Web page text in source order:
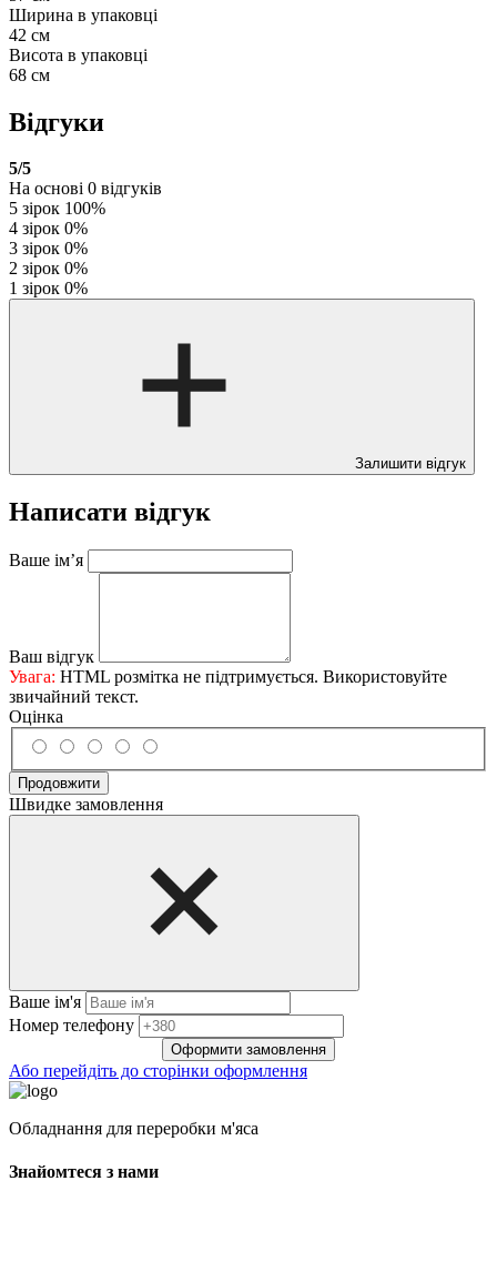
Ширина в упаковці
42 см
Висота в упаковці
68 см
Відгуки
5/5
На основі 0 відгуків
5 зірок 100%
4 зірок 0%
3 зірок 0%
2 зірок 0%
1 зірок 0%
Залишити відгук
Написати відгук
Ваше ім’я
Ваш відгук
Увага: HTML розмітка не підтримується. Використовуйте
звичайний текст.
Оцінка
Продовжити
Швидке замовлення
Ваше ім'я
Нoмep тeлeфoнy
Оформити замовлення
Або перейдіть до сторінки оформлення
Обладнання для переробки м'яса
Знайомтеся з нами